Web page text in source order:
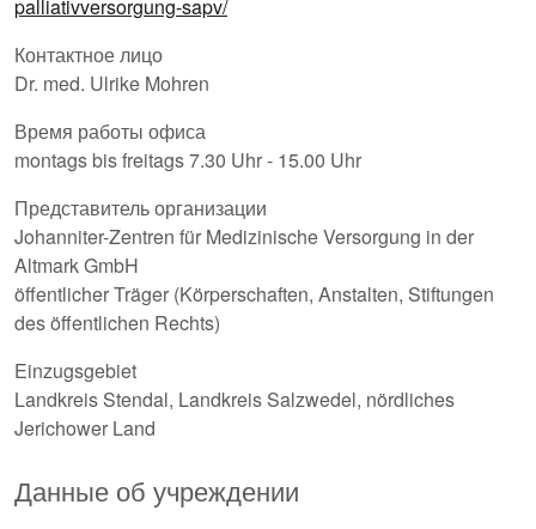
palliativversorgung-sapv/
Контактное лицо
Dr. med. Ulrike Mohren
Время работы офиса
montags bis freitags 7.30 Uhr - 15.00 Uhr
Представитель организации
Johanniter-Zentren für Medizinische Versorgung in der
Altmark GmbH
öffentlicher Träger (Körperschaften, Anstalten, Stiftungen
des öffentlichen Rechts)
Einzugsgebiet
Landkreis Stendal, Landkreis Salzwedel, nördliches
Jerichower Land
Данные об учреждении